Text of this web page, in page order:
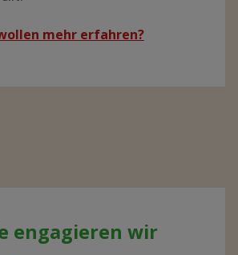
mehr erfahren?
engagieren wir